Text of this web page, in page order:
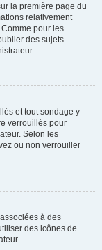
la première page du
relativement
pour les
des sujets
et tout sondage y
verrouillés pour
Selon les
ou non verrouiller
à des
des icônes de